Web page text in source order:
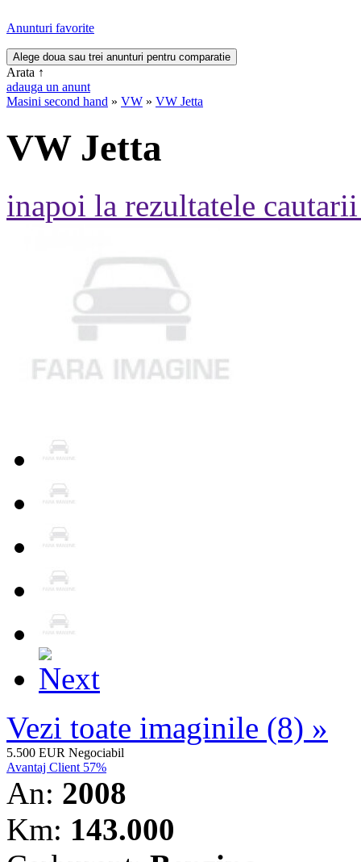
Anunturi favorite
Arata ↑
adauga un anunt
Masini second hand » VW » VW Jetta
VW Jetta
inapoi la rezultatele
Vezi toate imaginile (8) »
5.500 EUR Negociabil
Avantaj Client 57%
An: 2008
Km: 143.000